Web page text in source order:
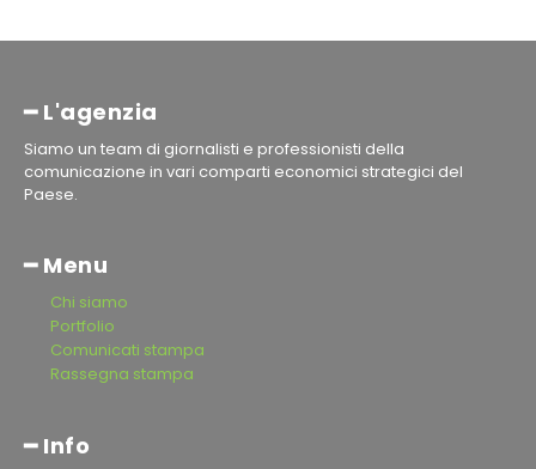
━ L'agenzia
Siamo un team di giornalisti e professionisti della
comunicazione in vari comparti economici strategici del
Paese.
━ Menu
Chi siamo
Portfolio
Comunicati stampa
Rassegna stampa
━ Info